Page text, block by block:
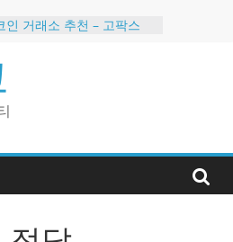
인 거래소 추천 – 고팍스
추천하는 은행 멤버십 현
래소 추천 순위 BEST 2